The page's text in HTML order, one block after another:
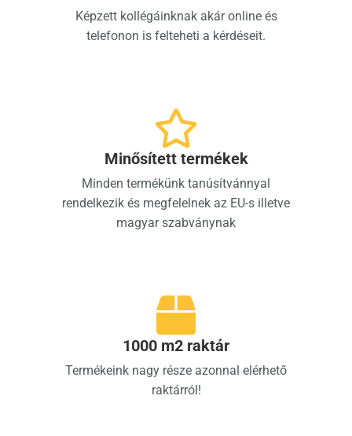
Képzett kollégáinknak akár online és
telefonon is felteheti a kérdéseit.
Minősített termékek
Minden termékünk tanúsítvánnyal
rendelkezik és megfelelnek az EU-s illetve
magyar szabványnak
1000 m2 raktár
Termékeink nagy része azonnal elérhető
raktárról!